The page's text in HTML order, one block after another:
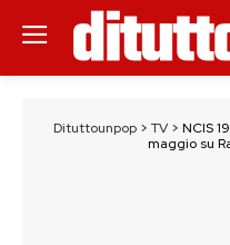
Dituttounpop> TV> NCIS
maggio su